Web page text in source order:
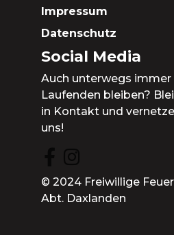
Impressum
Datenschutz
Social Media
Auch unterwegs immer
Laufenden bleiben?
in Kontakt und
uns!
© 2024 Freiwillige
Abt. Daxlanden